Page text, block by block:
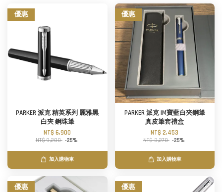
優惠
PARKER 派克 精英系列 麗雅黑
白夾 鋼珠筆
NT$ 6,900
NT$ 9,200 -25%
加入購物車
優惠
PARKER 派克 IM寶藍白夾鋼筆
真皮筆套禮盒
NT$ 2,453
NT$ 3,270 -25%
加入購物車
優惠 優惠